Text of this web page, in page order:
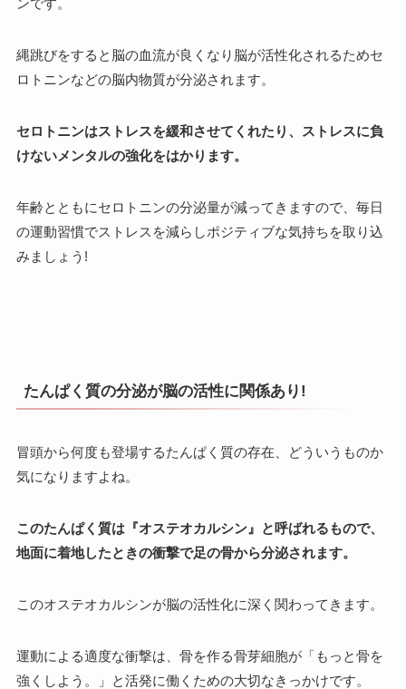
縄跳びをすると脳の血流が良くなり脳が活性化されるためセ
ロトニンなどの脳内物質が分泌されます。
セロトニンはストレスを緩和させてくれたり、ストレスに負
けないメンタルの強化をはかります。
年齢とともにセロトニンの分泌量が減ってきますので、毎日
の運動習慣でストレスを減らしポジティブな気持ちを取り込
みましょう!
たんぱく質の分泌が脳の活性に関係あり!
冒頭から何度も登場するたんぱく質の存在、どういうものか
気になりますよね。
このたんぱく質は『オステオカルシン』と呼ばれるもので、
地面に着地したときの衝撃で足の骨から分泌されます。
このオステオカルシンが脳の活性化に深く関わってきます。
運動による適度な衝撃は、骨を作る骨芽細胞が「もっと骨を
強くしよう。」と活発に働くための大切なきっかけです。